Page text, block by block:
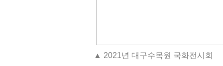
▲ 2021년 대구수목원 국화전시회